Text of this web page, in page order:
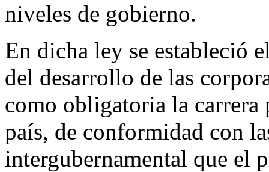
niveles de gobierno.
En dicha ley se estableció
del desarrollo de las
como obligatoria la
país, de conformidad con
intergubernamental que el